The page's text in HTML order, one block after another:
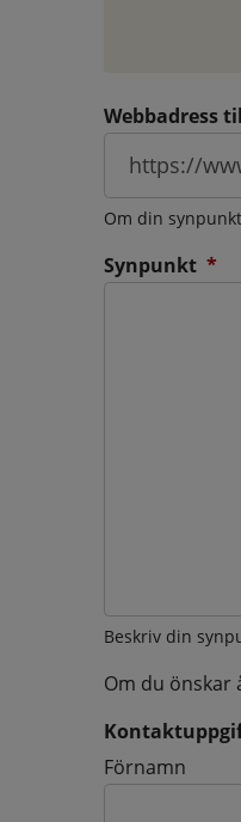
Webbadress
Om din
Synpunkt *
Beskriv din
Om du
Förnamn